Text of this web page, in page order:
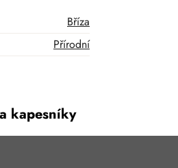
Bříza
Přírodní
kapesníky